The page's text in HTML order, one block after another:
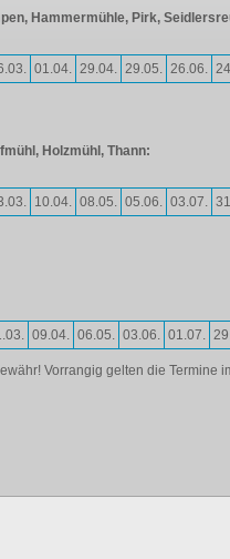
Hammermühle, Pirk,
01.04. 29.04. 29.05. 26.06.
Holzmühl, Thann:
10.04. 08.05. 05.06. 03.07.
09.04. 06.05. 03.06. 01.07.
Vorrangig gelten die Termine